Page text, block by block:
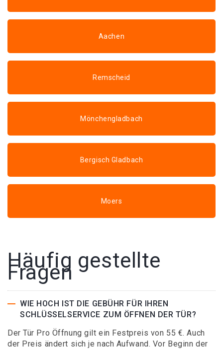
Aachen
Remscheid
Mönchengladbach
Bergisch Gladbach
Moers
Häufig gestellte
Fragen
WIE HOCH IST DIE GEBÜHR FÜR IHREN
SCHLÜSSELSERVICE ZUM ÖFFNEN DER TÜR?
Der Tür Pro Öffnung gilt ein Festpreis von 55 €. Auch
der Preis ändert sich je nach Aufwand. Vor Beginn der